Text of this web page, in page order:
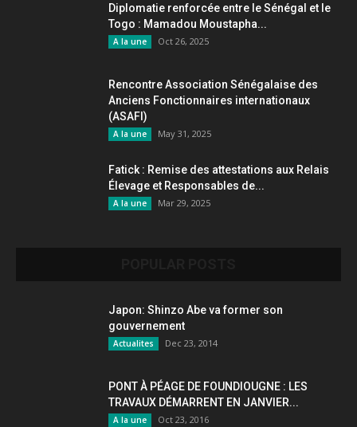
Diplomatie renforcée entre le Sénégal et le
Togo : Mamadou Moustapha...
A la une Oct 26, 2025
Rencontre Association Sénégalaise des
Anciens Fonctionnaires internationaux
(ASAFI)
A la une May 31, 2025
Fatick : Remise des attestations aux Relais
Élevage et Responsables de...
A la une Mar 29, 2025
Japon: Shinzo Abe va former son
gouvernement
Actualites Dec 23, 2014
PONT À PÉAGE DE FOUNDIOUGNE : LES
TRAVAUX DÉMARRENT EN JANVIER...
A la une Oct 23, 2016